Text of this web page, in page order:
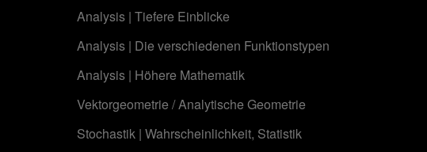
Analysis | Tiefere Einblicke
Analysis | Die verschiedenen Funktionstypen
Analysis | Höhere Mathematik
Vektorgeometrie / Analytische Geometrie
Stochastik | Wahrscheinlichkeit, Statistik